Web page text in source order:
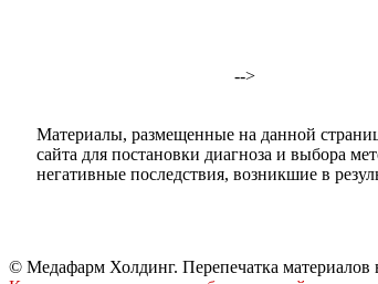
-->
Материалы, размещенные на данной
сайта для постановки диагноза и выбора
негативные последствия, возникшие в
© Медафарм Холдинг. Перепечатка материалов